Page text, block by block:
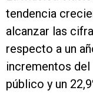
tendencia
alcanzar las
respecto a un
incrementos del
público y un